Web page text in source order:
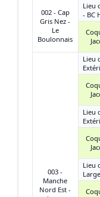
002 - Cap
Gris Nez -
Le
Boulonnais
Lieu
- BC
003 -
Manche
Nord Est -
Lieu
Lieu
Lieu